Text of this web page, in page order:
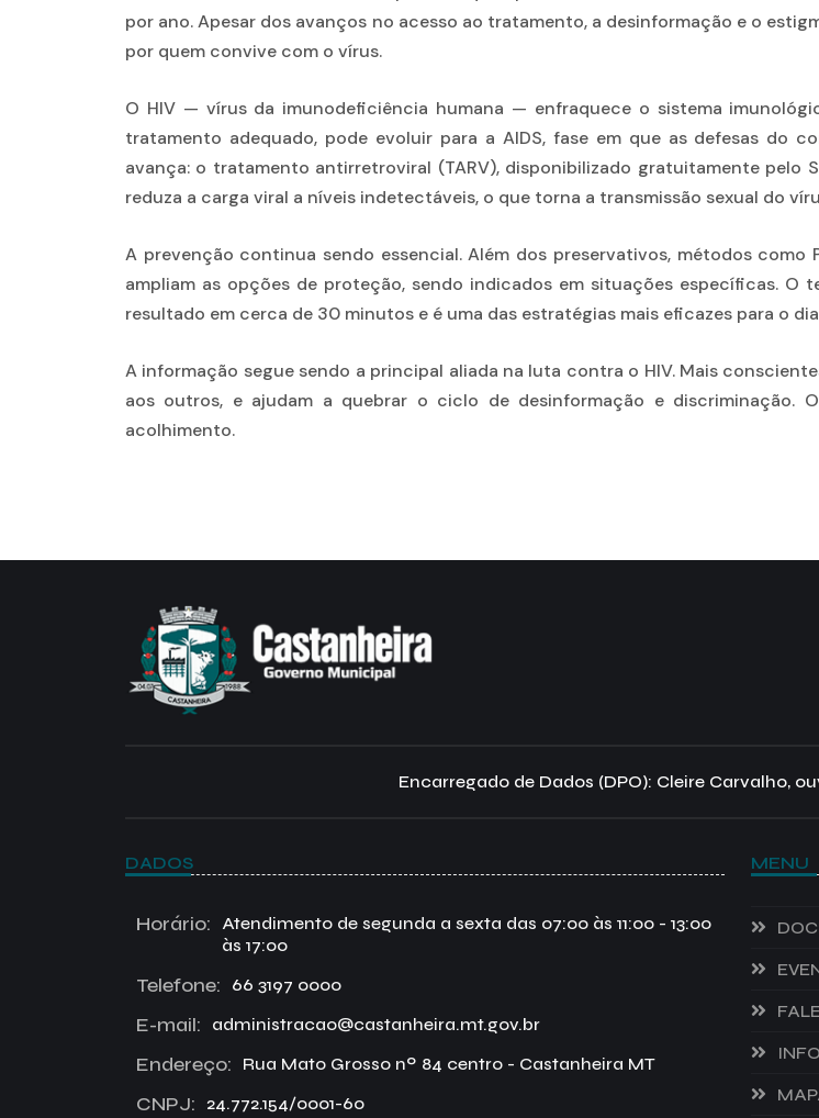
por ano. Apesar dos avanços no acesso ao tratamento, a desinformação e o
por quem convive com o vírus.
O HIV — vírus da imunodeficiência humana — enfraquece o sistema
tratamento adequado, pode evoluir para a AIDS, fase em que as defesas do
avança: o tratamento antirretroviral (TARV), disponibilizado gratuitamente pelo
reduza a carga viral a níveis indetectáveis, o que torna a transmissão sexual do
A prevenção continua sendo essencial. Além dos preservativos, métodos como
ampliam as opções de proteção, sendo indicados em situações específicas.
resultado em cerca de 30 minutos e é uma das estratégias mais eficazes para o
A informação segue sendo a principal aliada na luta contra o HIV. Mais
aos outros, e ajudam a quebrar o ciclo de desinformação e discriminação.
acolhimento.
Encarregado de Dados (DPO): Cleire Carvalho,
DADOS
Horário:
Atendimento de segunda a sexta das 07:00 às 11:00 - 13:00
às 17:00
Telefone: 66 3197 0000
E-mail: administracao@castanheira.mt.gov.br
Endereço: Rua Mato Grosso nº 84 centro - Castanheira MT
CNPJ: 24.772.154/0001-60
MENU